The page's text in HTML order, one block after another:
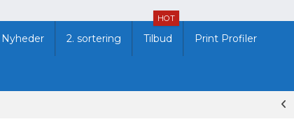
Nyheder 2. sortering Tilbud
HOT
Print Profiler